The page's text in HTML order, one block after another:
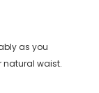
as you
natural waist.